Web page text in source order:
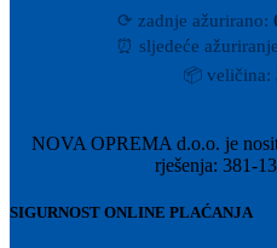
⟳ zadnje ažurirano:
⏰ sljedeće
📦veličina:
NOVA OPREMA d.o.o. je
rješenja: 381-
SIGURNOST ONLINE PLAĆANJA